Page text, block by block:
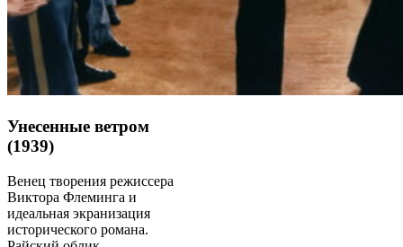
Унесенные ветром
(1939)
Венец творения режиссера
Виктора Флеминга и
идеальная экранизация
исторического романа.